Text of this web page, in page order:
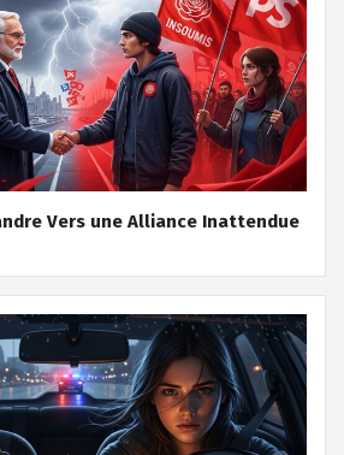
Vers une Alliance Inattendue